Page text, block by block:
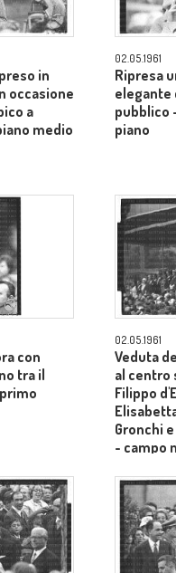
in
occasione
a
medio
02.05.1961
Ripresa
elegante
pubblico
piano
con
tra il
02.05.1961
Veduta
al centro
Filippo
Gronchi
- campo